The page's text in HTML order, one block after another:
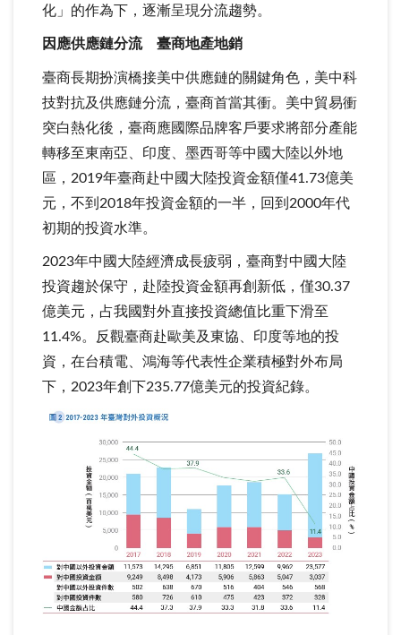
化」的作為下，逐漸呈現分流趨勢。
因應供應鏈分流 臺商地產地銷
臺商長期扮演橋接美中供應鏈的關鍵角色，美中科
技對抗及供應鏈分流，臺商首當其衝。美中貿易衝
突白熱化後，臺商應國際品牌客戶要求將部分產能
轉移至東南亞、印度、墨西哥等中國大陸以外地
區，2019年臺商赴中國大陸投資金額僅41.73億美
元，不到2018年投資金額的一半，回到2000年代
初期的投資水準。
2023年中國大陸經濟成長疲弱，臺商對中國大陸
投資趨於保守，赴陸投資金額再創新低，僅30.37
億美元，占我國對外直接投資總值比重下滑至
11.4%。反觀臺商赴歐美及東協、印度等地的投
資，在台積電、鴻海等代表性企業積極對外布局
下，2023年創下235.77億美元的投資紀錄。